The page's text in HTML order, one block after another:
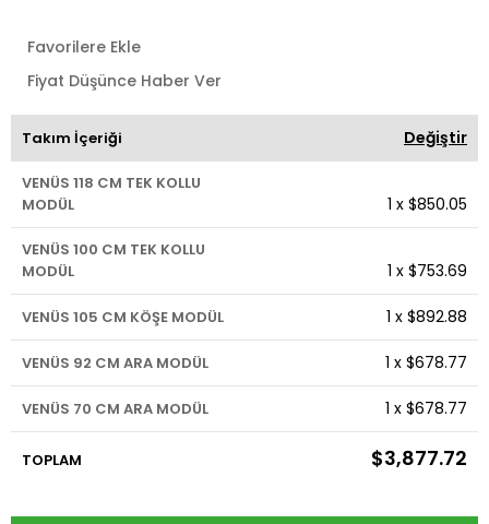
Favorilere Ekle
Fiyat Düşünce Haber Ver
Takım İçeriği Değiştir
VENÜS 118 CM TEK KOLLU
MODÜL
1 x $850.05
VENÜS 100 CM TEK KOLLU
MODÜL
1 x $753.69
VENÜS 105 CM KÖŞE MODÜL 1 x $892.88
VENÜS 92 CM ARA MODÜL 1 x $678.77
VENÜS 70 CM ARA MODÜL 1 x $678.77
TOPLAM $3,877.72